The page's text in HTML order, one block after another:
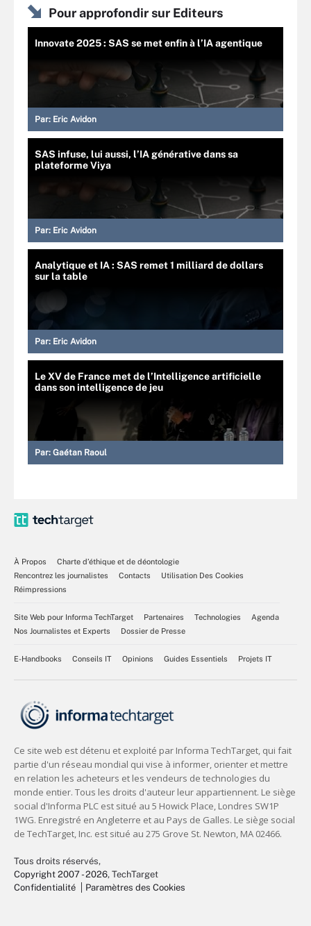
Pour approfondir sur Editeurs
Innovate 2025 : SAS se met enfin à l’IA agentique
Par: Eric Avidon
SAS infuse, lui aussi, l’IA générative dans sa
plateforme Viya
Par: Eric Avidon
Analytique et IA : SAS remet 1 milliard de dollars
sur la table
Par: Eric Avidon
Le XV de France met de l’Intelligence artificielle
dans son intelligence de jeu
Par: Gaétan Raoul
À Propos
Charte d’éthique et de déontologie
Rencontrez les journalistes
Contacts
Utilisation Des Cookies
Réimpressions
Site Web pour Informa TechTarget Partenaires Technologies
Agenda
Nos Journalistes et Experts
Dossier de Presse
E-Handbooks Conseils IT Opinions Guides Essentiels Projets IT
Tous droits réservés,
Copyright 2007 - 2026, TechTarget
Confidentialité
Paramètres des Cookies